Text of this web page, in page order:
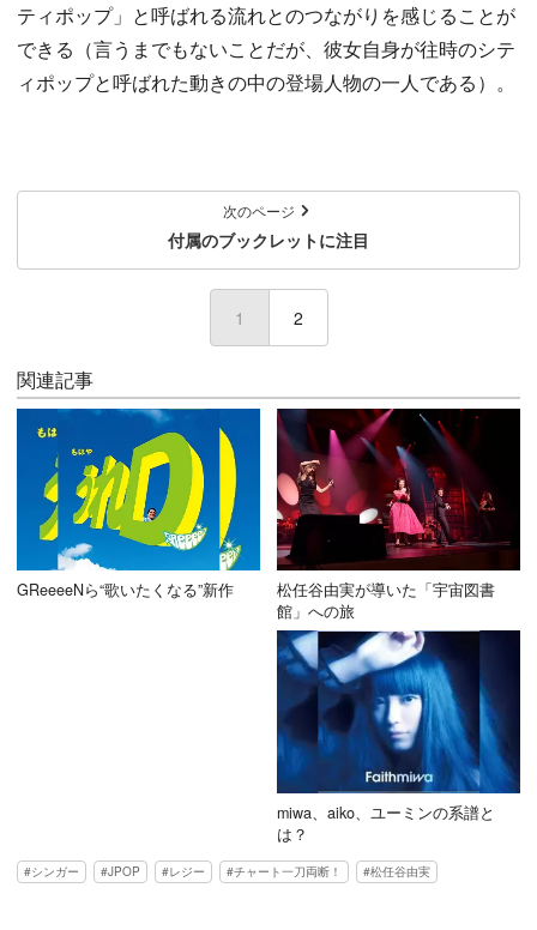
ティポップ」と呼ばれる流れとのつながりを感じることが
できる（言うまでもないことだが、彼女自身が往時のシテ
ィポップと呼ばれた動きの中の登場人物の一人である）。
次のページ
付属のブックレットに注目
1 (current)
2
関連記事
GReeeeNら“歌いたくなる”新作
松任谷由実が導いた「宇宙図書
館」への旅
miwa、aiko、ユーミンの系譜と
は？
シンガー JPOP レジー チャート一刀両断！ 松任谷由実